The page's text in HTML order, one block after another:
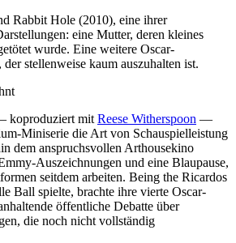
Rabbit Hole (2010), eine ihrer
eine Mutter, deren kleines
wurde. Eine weitere Oscar-
stellenweise kaum auszuhalten ist.
koproduziert mit Reese Witherspoon —
Miniserie die Art von Schauspielleistung
dem anspruchsvollen Arthousekino
Auszeichnungen und eine Blaupause,
seitdem arbeiten. Being the Ricardos
Ball spielte, brachte ihre vierte Oscar-
öffentliche Debatte über
die noch nicht vollständig